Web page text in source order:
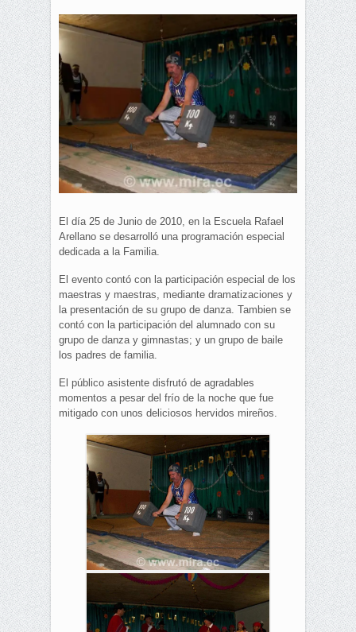
El día 25 de Junio de 2010, en la Escuela Rafael
Arellano se desarrolló una programación especial
dedicada a la Familia.
El evento contó con la participación especial de los
maestras y maestras, mediante dramatizaciones y
la presentación de su grupo de danza. Tambien se
contó con la participación del alumnado con su
grupo de danza y gimnastas; y un grupo de baile
los padres de familia.
El público asistente disfrutó de agradables
momentos a pesar del frío de la noche que fue
mitigado con unos deliciosos hervidos mireños.